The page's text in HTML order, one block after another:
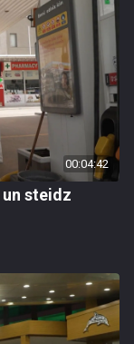
00:04:42
steidz